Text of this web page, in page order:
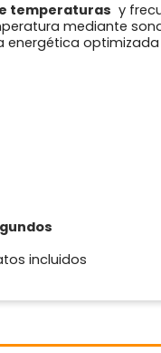
temperaturas y
mediante
energética
incluidos